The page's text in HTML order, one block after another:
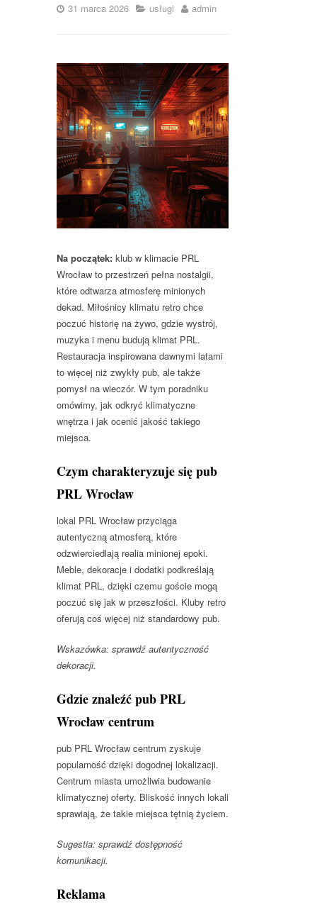
31 marca 2026 usługi admin
Na początek: klub w klimacie PRL
Wrocław to przestrzeń pełna nostalgii,
które odtwarza atmosferę minionych
dekad. Miłośnicy klimatu retro chce
poczuć historię na żywo, gdzie wystrój,
muzyka i menu budują klimat PRL.
Restauracja inspirowana dawnymi latami
to więcej niż zwykły pub, ale także
pomysł na wieczór. W tym poradniku
omówimy, jak odkryć klimatyczne
wnętrza i jak ocenić jakość takiego
miejsca.
Czym charakteryzuje się pub
PRL Wrocław
lokal PRL Wrocław przyciąga
autentyczną atmosferą, które
odzwierciedlają realia minionej epoki.
Meble, dekoracje i dodatki podkreślają
klimat PRL, dzięki czemu goście mogą
poczuć się jak w przeszłości. Kluby retro
oferują coś więcej niż standardowy pub.
Wskazówka: sprawdź autentyczność
dekoracji.
Gdzie znaleźć pub PRL
Wrocław centrum
pub PRL Wrocław centrum zyskuje
popularność dzięki dogodnej lokalizacji.
Centrum miasta umożliwia budowanie
klimatycznej oferty. Bliskość innych lokali
sprawiają, że takie miejsca tętnią życiem.
Sugestia: sprawdź dostępność
komunikacji.
Reklama